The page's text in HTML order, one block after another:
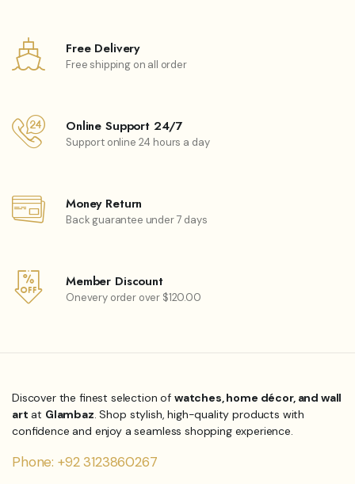
Free Delivery
Free shipping on all order
Online Support 24/7
Support online 24 hours a day
Money Return
Back guarantee under 7 days
Member Discount
Onevery order over $120.00
Discover the finest selection of watches, home décor, and wall
art at Glambaz. Shop stylish, high-quality products with
confidence and enjoy a seamless shopping experience.
Phone: +92 3123860267